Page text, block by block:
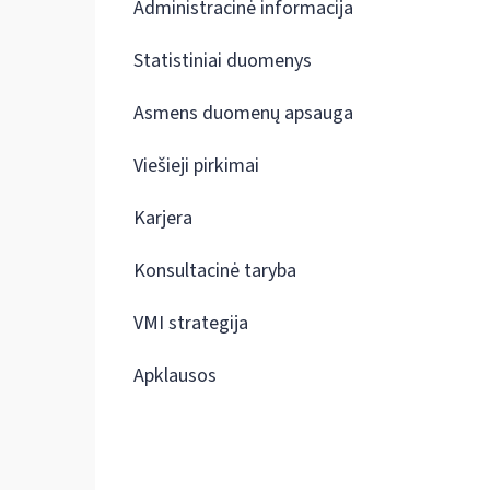
Administracinė informacija
Statistiniai duomenys
Asmens duomenų apsauga
Viešieji pirkimai
Karjera
Konsultacinė taryba
VMI strategija
Apklausos